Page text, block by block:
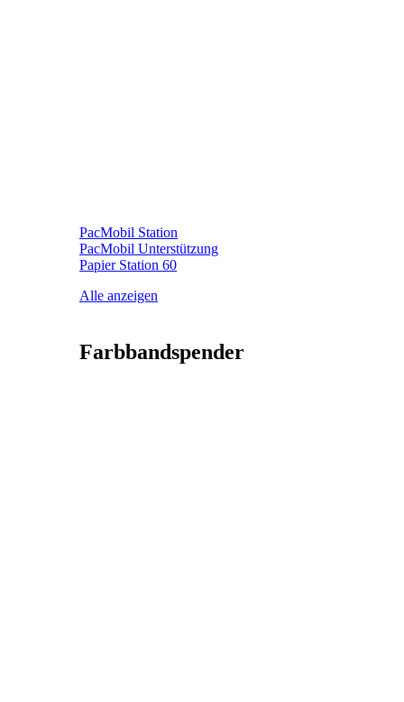
PacMobil Station
PacMobil Unterstützung
Papier Station 60
Alle anzeigen
Farbbandspender